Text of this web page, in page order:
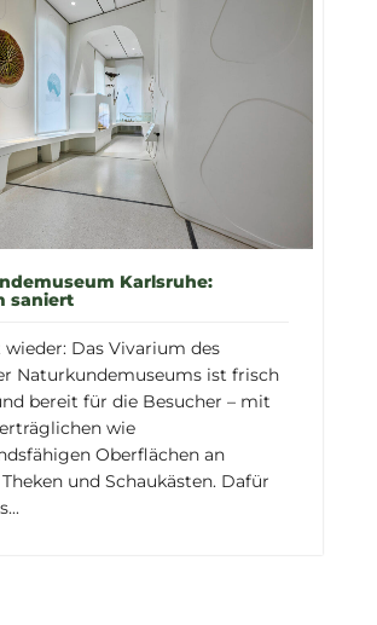
Karlsruhe:
saniert
wieder: Das Vivarium des
Naturkundemuseums ist frisch
bereit für die Besucher – mit
wie
Oberflächen an
und Schaukästen. Dafür